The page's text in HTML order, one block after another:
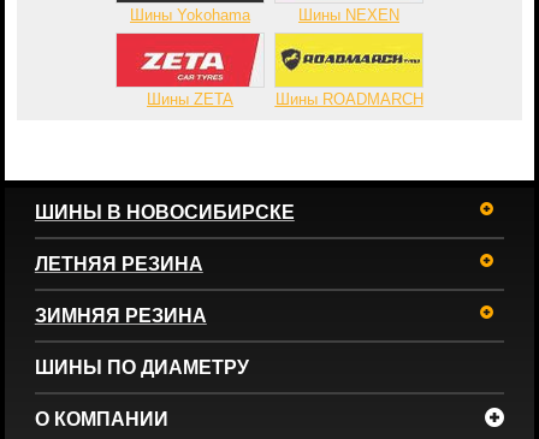
Шины Yokohama Шины NEXEN
Шины ZETA Шины ROADMARCH
ШИНЫ В НОВОСИБИРСКЕ
ЛЕТНЯЯ РЕЗИНА
ЗИМНЯЯ РЕЗИНА
ШИНЫ ПО ДИАМЕТРУ
О КОМПАНИИ